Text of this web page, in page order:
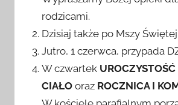
Wypraszamy Bożej opieki
Dzisiaj także po Mszy
Jutro, 1 czerwca, przypada
ROCZNICA I